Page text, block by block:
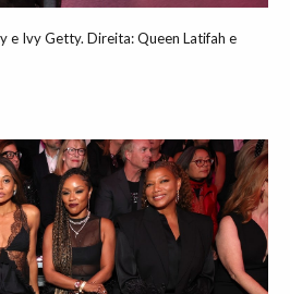
e Ivy Getty. Direita: Queen Latifah e